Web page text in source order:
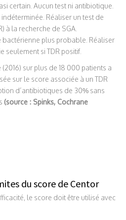
certain. Aucun test ni antibiotique.
Réaliser un test de
à la recherche de SGA.
bactérienne plus probable. Réaliser
seulement si TDR positif.
sur plus de 18 000 patients a
sur le score associée à un TDR
d’antibiotiques de 30% sans
(source : Spinks, Cochrane
du score de Centor
le score doit être utilisé avec